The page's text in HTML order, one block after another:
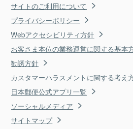
サイトのご利用について
プライバシーポリシー
Webアクセシビリティ方針
お客さま本位の業務運営に関する基本
勧誘方針
カスタマーハラスメントに関する考え
日本郵便公式アプリ一覧
ソーシャルメディア
サイトマップ